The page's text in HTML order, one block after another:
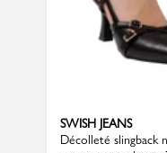
SWISH JEANS
Décolleté slingback